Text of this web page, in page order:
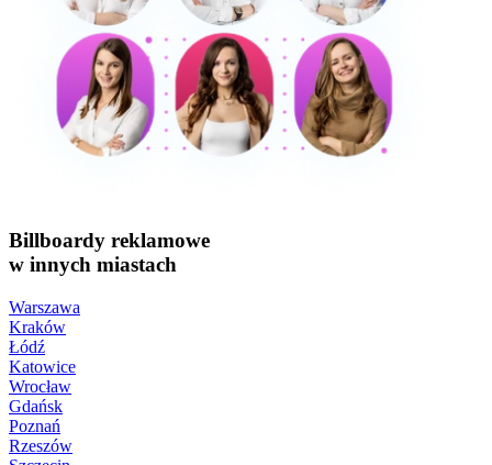
Billboardy reklamowe
w innych miastach
Warszawa
Kraków
Łódź
Katowice
Wrocław
Gdańsk
Poznań
Rzeszów